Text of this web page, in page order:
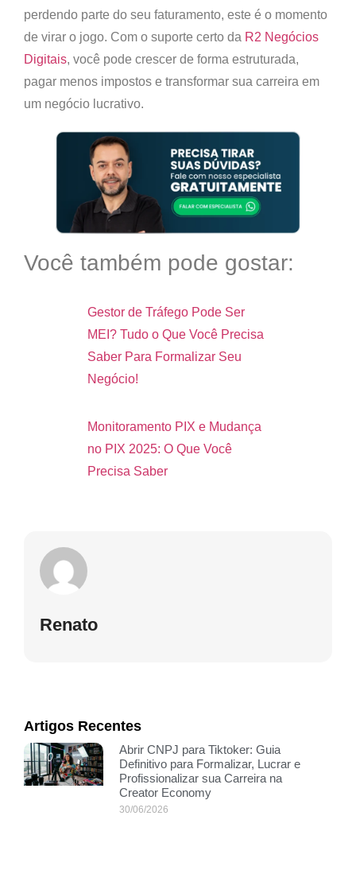
perdendo parte do seu faturamento, este é o momento
de virar o jogo. Com o suporte certo da R2 Negócios
Digitais, você pode crescer de forma estruturada,
pagar menos impostos e transformar sua carreira em
um negócio lucrativo.
Você também pode gostar:
Gestor de Tráfego Pode Ser
MEI? Tudo o Que Você Precisa
Saber Para Formalizar Seu
Negócio!
Monitoramento PIX e Mudança
no PIX 2025: O Que Você
Precisa Saber
Renato
Artigos Recentes
Abrir CNPJ para Tiktoker: Guia
Definitivo para Formalizar, Lucrar e
Profissionalizar sua Carreira na
Creator Economy
30/06/2026